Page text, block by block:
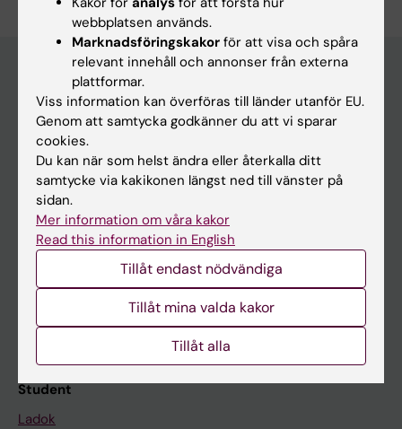
Huvudmeny
Utbildning
Forskarutbildning
Forskning
Om KI
På gång
Student
Ladok
webbplatsen används.
Marknadsföringskakor för att visa och spåra
relevant innehåll och annonser från externa
plattformar.
Viss information kan överföras till länder utanför EU.
Genom att samtycka godkänner du att vi sparar
cookies.
Du kan när som helst ändra eller återkalla ditt
samtycke via kakikonen längst ned till vänster på
sidan.
Mer information om våra kakor
Read this information in English
Tillåt endast nödvändiga
Tillåt mina valda kakor
Tillåt alla